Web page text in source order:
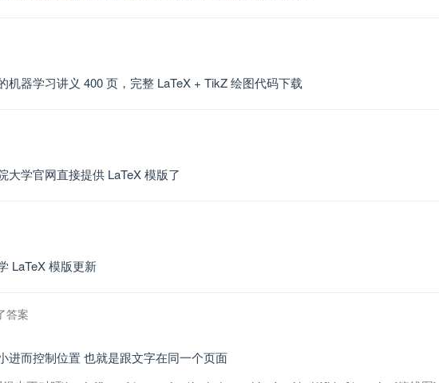
机器学习讲义 400 页，完整 LaTeX + TikZ 绘图代码下载
大学官网直接提供 LaTeX 模版了
LaTeX 模版更新
答案
进而控制位置 也就是跟文字在同一个页面